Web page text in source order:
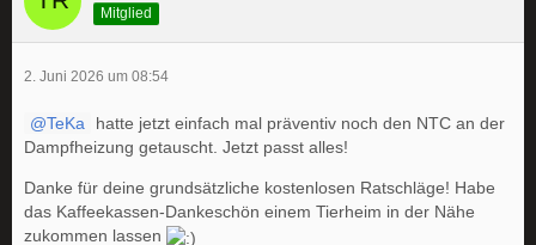
Mitglied
2. Juni 2026 um 08:54
TeKa
hatte jetzt einfach mal präventiv noch den NTC an der
Dampfheizung getauscht. Jetzt passt alles!
Danke für deine grundsätzliche kostenlosen Ratschläge! Habe
das Kaffeekassen-Dankeschön einem Tierheim in der Nähe
zukommen lassen